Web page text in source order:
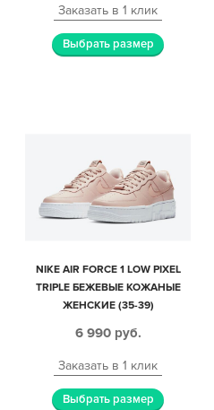
Заказать в 1 клик
Выбрать размер
NIKE AIR FORCE 1 LOW PIXEL
TRIPLE БЕЖЕВЫЕ КОЖАНЫЕ
ЖЕНСКИЕ (35-39)
6 990 руб.
Заказать в 1 клик
Выбрать размер